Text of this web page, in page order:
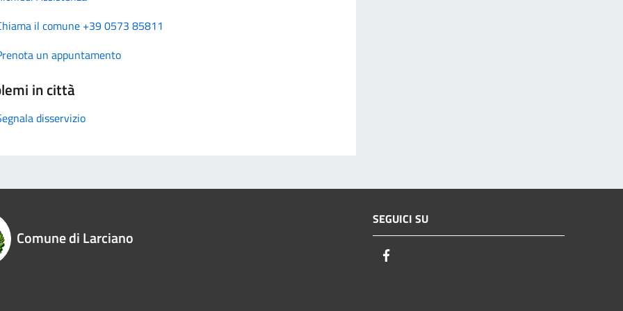
il comune +39 0573 85811
un appuntamento
in città
disservizio
Comune di Larciano
SEGUICI SU